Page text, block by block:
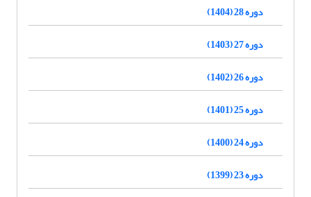
دوره 28 (1404)
دوره 27 (1403)
دوره 26 (1402)
دوره 25 (1401)
دوره 24 (1400)
دوره 23 (1399)